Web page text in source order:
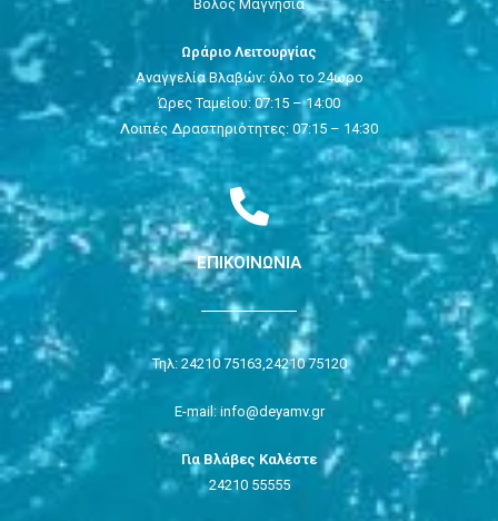
Βόλος Μαγνησία
Ωράριο Λειτουργίας
Αναγγελία Βλαβών: όλο το 24ωρο
Ώρες Ταμείου: 07:15 – 14:00
Λοιπές Δραστηριότητες: 07:15 – 14:30
ΕΠΙΚΟΙΝΩΝΙΑ
Τηλ: 24210 75163, 24210 75120
E-mail: info@deyamv.gr
Για Βλάβες Καλέστε
24210 55555